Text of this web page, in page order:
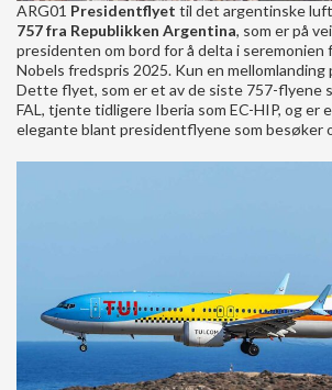
ARG01 Presidentflyet til det argentinske
757 fra Republikken Argentina, som er på
presidenten om bord for å delta i seremonien
Nobels fredspris 2025. Kun en mellomlanding
Dette flyet, som er et av de siste 757-flyene
FAL, tjente tidligere Iberia som EC-HIP, og er
elegante blant presidentflyene som besøker